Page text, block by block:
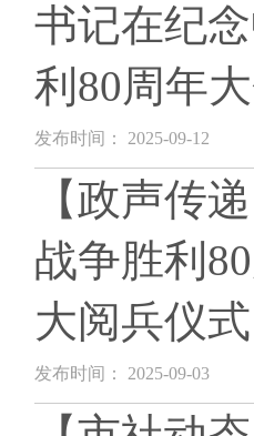
书记在纪
利80周年
发布时间： 2025-09-12
【政声传
战争胜利
大阅兵仪
发布时间： 2025-09-03